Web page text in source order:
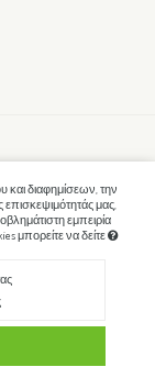
και διαφημίσεων, την
μας,
εμπειρία
μπορείτε να δείτε